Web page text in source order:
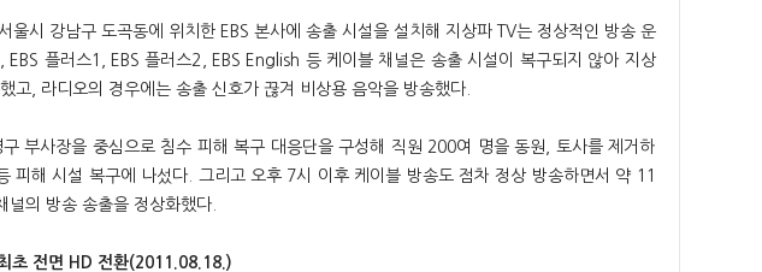
울시 강남구 도곡동에 위치한 EBS 본사에 송출 시설을 설치해 지상파 TV는 정상적인 방송 운
EBS 플러스1, EBS 플러스2, EBS English 등 케이블 채널은 송출 시설이 복구되지 않아 지상
고, 라디오의 경우에는 송출 신호가 끊겨 비상용 음악을 방송했다.
구 부사장을 중심으로 침수 피해 복구 대응단을 구성해 직원 200여 명을 동원, 토사를 제거하
피해 시설 복구에 나섰다. 그리고 오후 7시 이후 케이블 방송도 점차 정상 방송하면서 약 11
널의 방송 송출을 정상화했다.
초 전면 HD 전환(2011.08.18.)